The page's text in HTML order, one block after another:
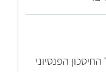
הפנסיוני